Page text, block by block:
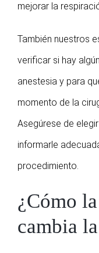
mejorar la
También nuestros
verificar si hay
anestesia y para
momento de la
Asegúrese de
informarle
procedimiento.
¿Cómo
cambia